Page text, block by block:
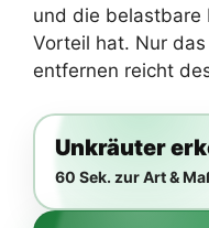
und die belastbare
Vorteil hat. Nur
entfernen reicht
Unkräuter
60 Sek. zur Art &